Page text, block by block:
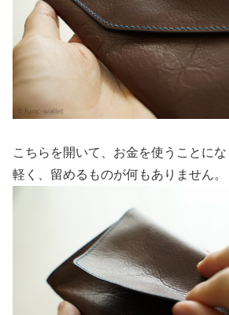
こちらを開いて、お金を使うことに
軽く、留めるものが何もありません。